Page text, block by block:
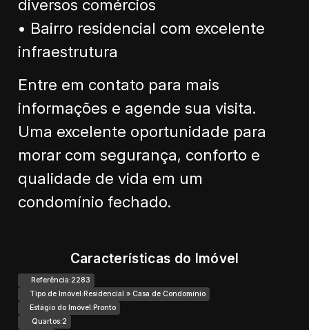
diversos comércios
• Bairro residencial com excelente
infraestrutura
Entre em contato para mais
informações e agende sua visita.
Uma excelente oportunidade para
morar com segurança, conforto e
qualidade de vida em um
condomínio fechado.
Características do Imóvel
Referência:2283
Tipo de Imóvel:Residencial » Casa de Condomínio
Estágio do Imóvel:Pronto
Quartos:2